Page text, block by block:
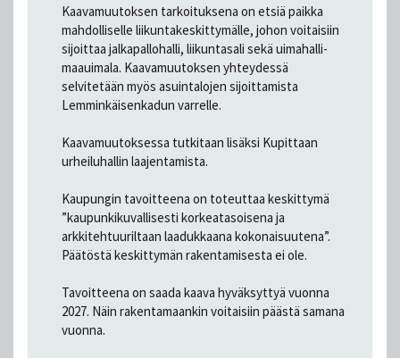
Kaavamuutoksen tarkoituksena on etsiä paikka
mahdolliselle liikuntakeskittymälle, johon voitaisiin
sijoittaa jalkapallohalli, liikuntasali sekä uimahalli-
maauimala. Kaavamuutoksen yhteydessä
selvitetään myös asuintalojen sijoittamista
Lemminkäisenkadun varrelle.
Kaavamuutoksessa tutkitaan lisäksi Kupittaan
urheiluhallin laajentamista.
Kaupungin tavoitteena on toteuttaa keskittymä
”kaupunkikuvallisesti korkeatasoisena ja
arkkitehtuuriltaan laadukkaana kokonaisuutena”.
Päätöstä keskittymän rakentamisesta ei ole.
Tavoitteena on saada kaava hyväksyttyä vuonna
2027. Näin rakentamaankin voitaisiin päästä samana
vuonna.